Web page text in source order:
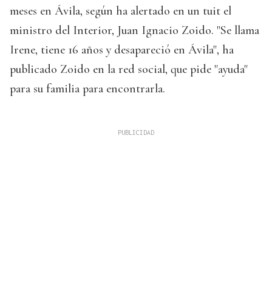
meses en Ávila, según ha alertado en un tuit el
ministro del Interior, Juan Ignacio Zoido. "Se llama
Irene, tiene 16 años y desapareció en Ávila", ha
publicado Zoido en la red social, que pide "ayuda"
para su familia para encontrarla.